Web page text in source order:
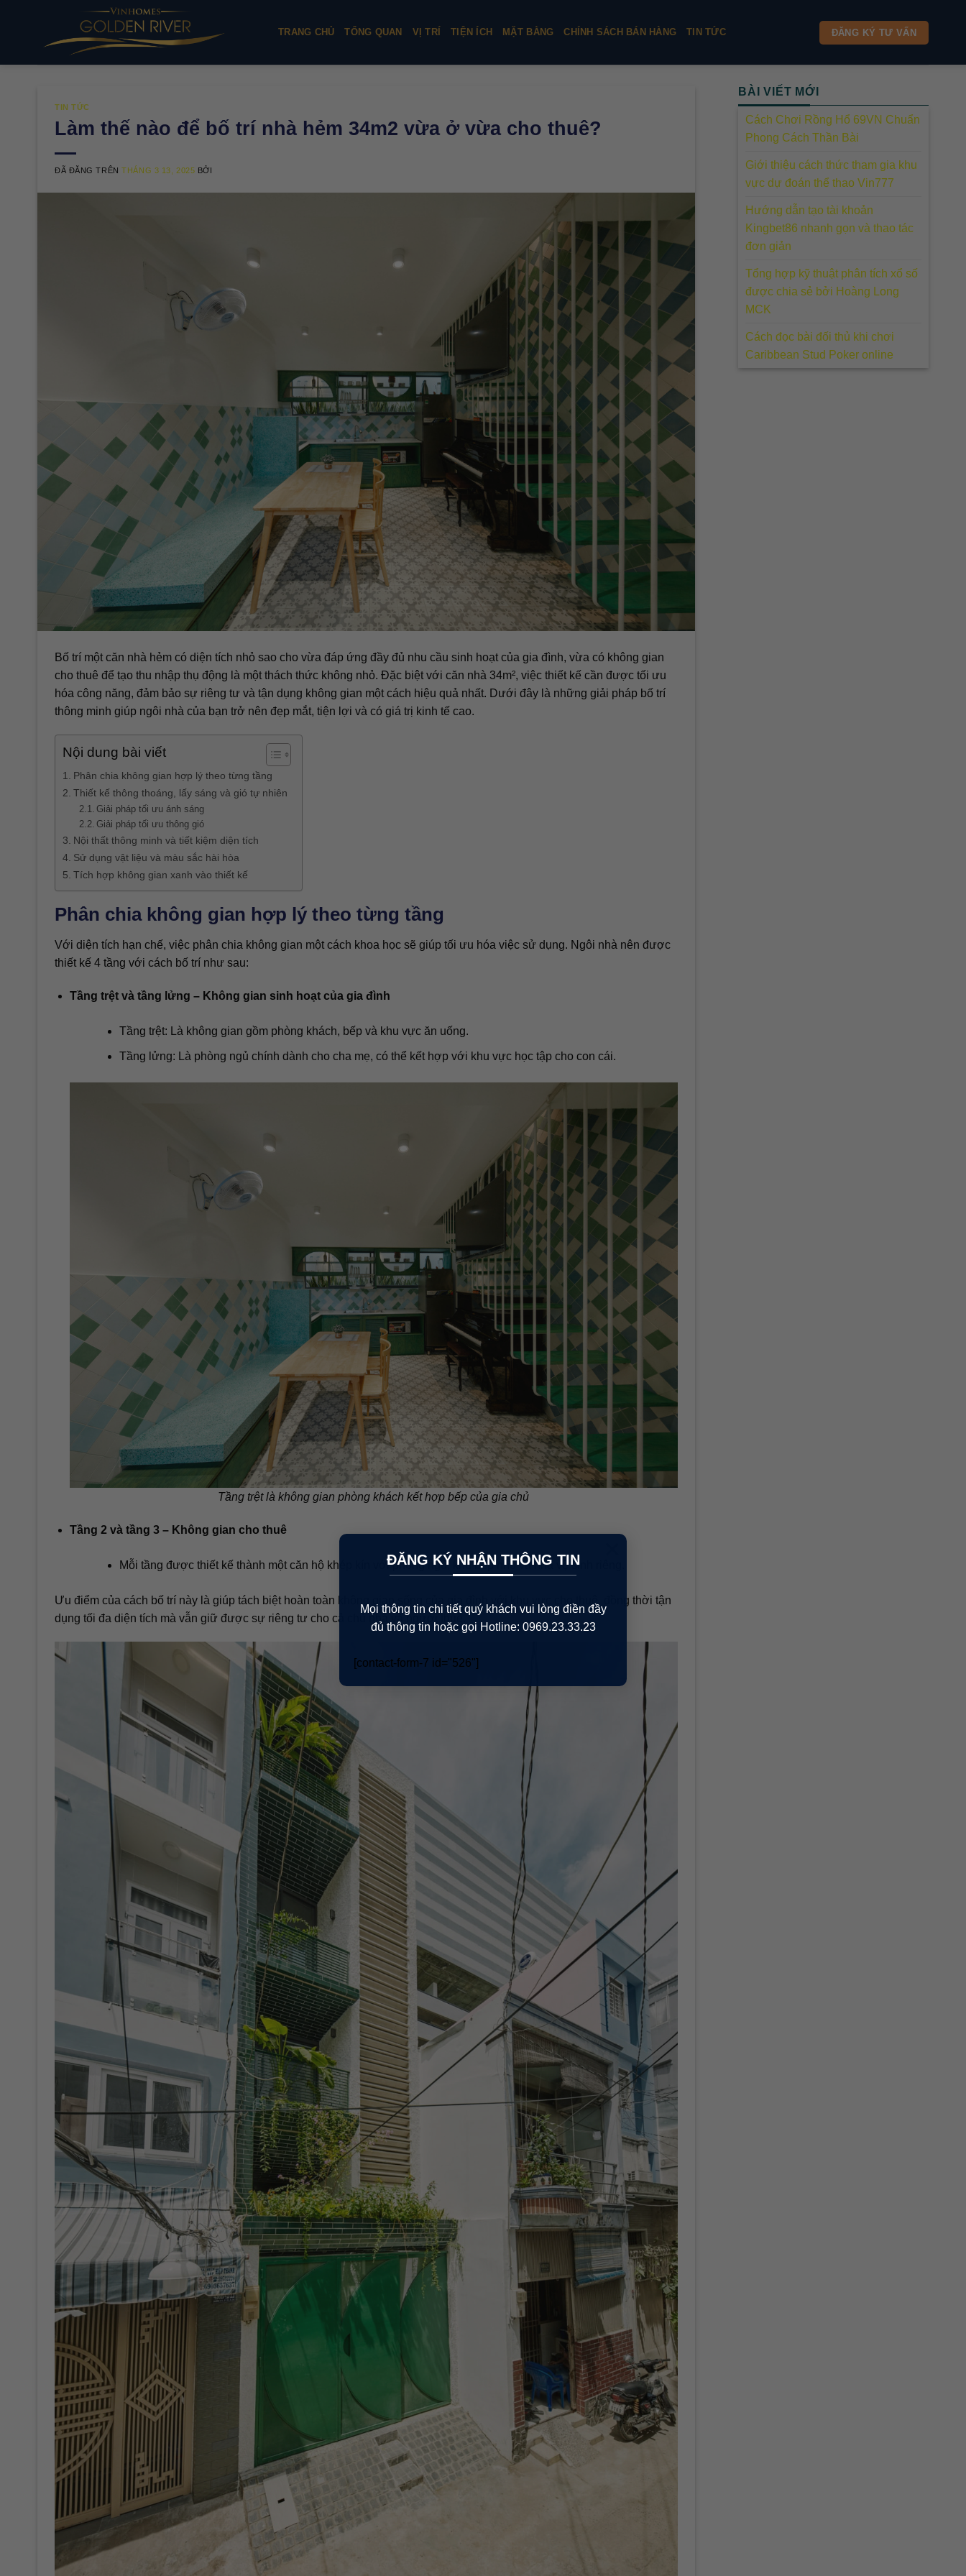
ĐĂNG KÝ NHẬN THÔNG TIN
Mọi thông tin chi tiết quý khách vui lòng điền đầy
đủ thông tin hoặc gọi Hotline: 0969.23.33.23
[contact-form-7 id="526"]
dung
TRANG CHỦ TỔNG QUAN VỊ TRÍ TIỆN ÍCH MẶT BẰNG CHÍNH SÁCH BÁN HÀNG TIN TỨC ĐĂNG KÝ TƯ VẤN
TIN TỨC
Làm thế nào để bố trí nhà hẻm 34m2 vừa ở vừa cho thuê?
ĐÃ ĐĂNG TRÊNTHÁNG 3 13, 2025 BỞI
Bố trí một căn nhà hẻm có diện tích nhỏ sao cho vừa đáp ứng đầy đủ nhu cầu sinh hoạt của gia đình, vừa có không gian
cho thuê để tạo thu nhập thụ động là một thách thức không nhỏ. Đặc biệt với căn nhà 34m², việc thiết kế cần được tối ưu
hóa công năng, đảm bảo sự riêng tư và tận dụng không gian một cách hiệu quả nhất. Dưới đây là những giải pháp bố trí
thông minh giúp ngôi nhà của bạn trở nên đẹp mắt, tiện lợi và có giá trị kinh tế cao.
Nội dung bài viết
Phân chia không gian hợp lý theo từng tầng
Thiết kế thông thoáng, lấy sáng và gió tự nhiên
Giải pháp tối ưu ánh sáng
Giải pháp tối ưu thông gió
Nội thất thông minh và tiết kiệm diện tích
Sử dụng vật liệu và màu sắc hài hòa
Tích hợp không gian xanh vào thiết kế
Phân chia không gian hợp lý theo từng tầng
Với diện tích hạn chế, việc phân chia không gian một cách khoa học sẽ giúp tối ưu hóa việc sử dụng. Ngôi nhà nên được
thiết kế 4 tầng với cách bố trí như sau:
Tầng trệt và tầng lửng – Không gian sinh hoạt của gia đình
Tầng trệt: Là không gian gồm phòng khách, bếp và khu vực ăn uống.
Tầng lửng: Là phòng ngủ chính dành cho cha mẹ, có thể kết hợp với khu vực học tập cho con cái.
Tầng trệt là không gian phòng khách kết hợp bếp của gia chủ
Tầng 2 và tầng 3 – Không gian cho thuê
Mỗi tầng được thiết kế thành một căn hộ khép kín với phòng ngủ, khu bếp nhỏ và nhà vệ sinh riêng.
Ưu điểm của cách bố trí này là giúp tách biệt hoàn toàn không gian sống của gia đình với khu vực cho thuê, đồng thời tận
dụng tối đa diện tích mà vẫn giữ được sự riêng tư cho cả chủ nhà và người thuê.
BÀI VIẾT MỚI
Cách Chơi Rồng Hổ 69VN Chuẩn
Phong Cách Thần Bài
Giới thiệu cách thức tham gia khu
vực dự đoán thể thao Vin777
Hướng dẫn tạo tài khoản
Kingbet86 nhanh gọn và thao tác
đơn giản
Tổng hợp kỹ thuật phân tích xổ số
được chia sẻ bởi Hoàng Long
MCK
Cách đọc bài đối thủ khi chơi
Caribbean Stud Poker online